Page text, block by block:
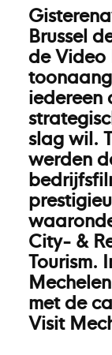
Brussel
de Video
iedereen
slag wil.
werden
City- &
Tourism.
met de
Visit